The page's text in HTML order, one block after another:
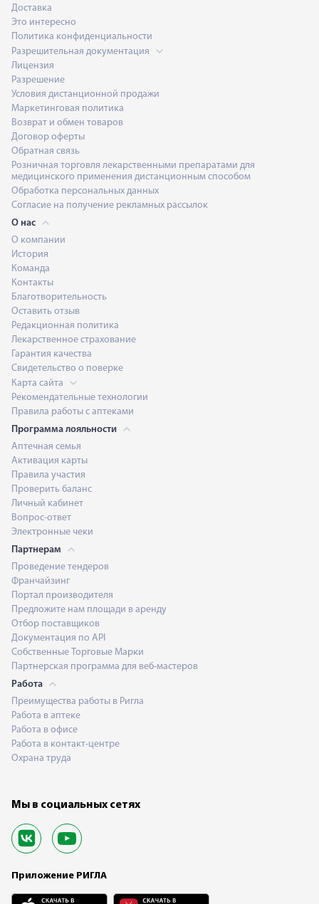
Доставка
Это интересно
Политика конфиденциальности
Разрешительная документация
Лицензия
Разрешение
Условия дистанционной продажи
Маркетинговая политика
Возврат и обмен товаров
Договор оферты
Обратная связь
Розничная торговля лекарственными препаратами для
медицинского применения дистанционным способом
Обработка персональных данных
Согласие на получение рекламных рассылок
О нас
О компании
История
Команда
Контакты
Благотворительность
Оставить отзыв
Редакционная политика
Лекарственное страхование
Гарантия качества
Свидетельство о поверке
Карта сайта
Рекомендательные технологии
Правила работы с аптеками
Программа лояльности
Аптечная семья
Активация карты
Правила участия
Проверить баланс
Личный кабинет
Вопрос-ответ
Электронные чеки
Партнерам
Проведение тендеров
Франчайзинг
Портал производителя
Предложите нам площади в аренду
Отбор поставщиков
Документация по API
Собственные Торговые Марки
Партнерская программа для веб-мастеров
Работа
Преимущества работы в Ригла
Работа в аптеке
Работа в офисе
Работа в контакт-центре
Охрана труда
Мы в социальных сетях
Приложение РИГЛА